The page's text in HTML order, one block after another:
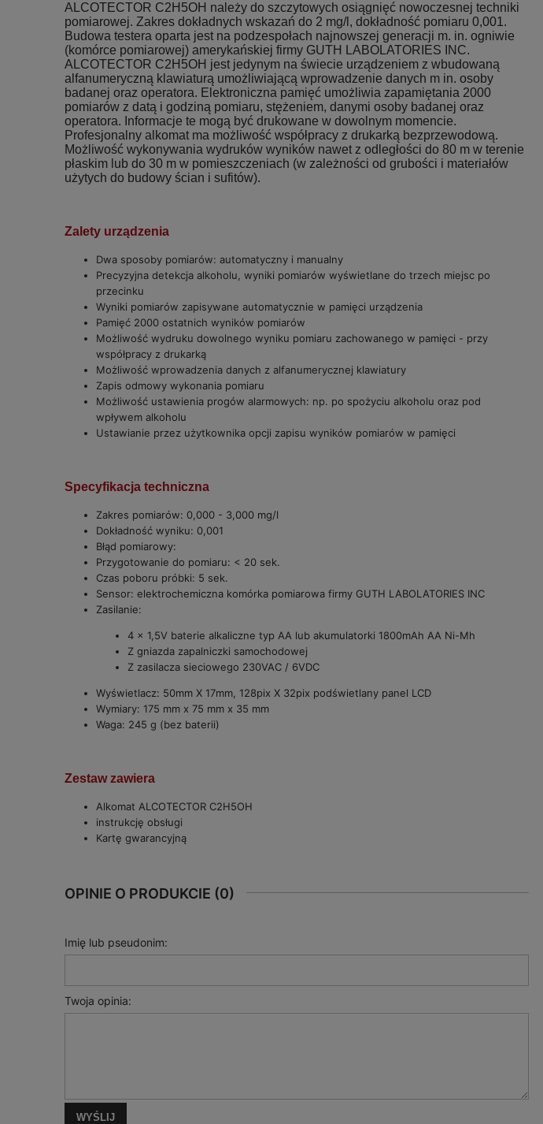
ALCOTECTOR C2H5OH należy do szczytowych osiągnięć nowoczesnej techniki
pomiarowej. Zakres dokładnych wskazań do 2 mg/l, dokładność pomiaru 0,001.
Budowa testera oparta jest na podzespołach najnowszej generacji m. in. ogniwie
(komórce pomiarowej) amerykańskiej firmy GUTH LABOLATORIES INC.
ALCOTECTOR C2H5OH jest jedynym na świecie urządzeniem z wbudowaną
alfanumeryczną klawiaturą umożliwiającą wprowadzenie danych m in. osoby
badanej oraz operatora. Elektroniczna pamięć umożliwia zapamiętania 2000
pomiarów z datą i godziną pomiaru, stężeniem, danymi osoby badanej oraz
operatora. Informacje te mogą być drukowane w dowolnym momencie.
Profesjonalny alkomat ma możliwość współpracy z drukarką bezprzewodową.
Możliwość wykonywania wydruków wyników nawet z odległości do 80 m w terenie
płaskim lub do 30 m w pomieszczeniach (w zależności od grubości i materiałów
użytych do budowy ścian i sufitów).
Zalety urządzenia
Dwa sposoby pomiarów: automatyczny i manualny
Precyzyjna detekcja alkoholu, wyniki pomiarów wyświetlane do trzech miejsc po
przecinku
Wyniki pomiarów zapisywane automatycznie w pamięci urządzenia
Pamięć 2000 ostatnich wyników pomiarów
Możliwość wydruku dowolnego wyniku pomiaru zachowanego w pamięci - przy
współpracy z drukarką
Możliwość wprowadzenia danych z alfanumerycznej klawiatury
Zapis odmowy wykonania pomiaru
Możliwość ustawienia progów alarmowych: np. po spożyciu alkoholu oraz pod
wpływem alkoholu
Ustawianie przez użytkownika opcji zapisu wyników pomiarów w pamięci
Specyfikacja techniczna
Zakres pomiarów: 0,000 - 3,000 mg/l
Dokładność wyniku: 0,001
Błąd pomiarowy:
Przygotowanie do pomiaru: < 20 sek.
Czas poboru próbki: 5 sek.
Sensor: elektrochemiczna komórka pomiarowa firmy GUTH LABOLATORIES INC
Zasilanie:
4 x 1,5V baterie alkaliczne typ AA lub akumulatorki 1800mAh AA Ni-Mh
Z gniazda zapalniczki samochodowej
Z zasilacza sieciowego 230VAC / 6VDC
Wyświetlacz: 50mm X 17mm, 128pix X 32pix podświetlany panel LCD
Wymiary: 175 mm x 75 mm x 35 mm
Waga: 245 g (bez baterii)
Zestaw zawiera
Alkomat ALCOTECTOR C2H5OH
instrukcję obsługi
Kartę gwarancyjną
OPINIE O PRODUKCIE (0)
Imię lub pseudonim:
Twoja opinia:
WYŚLIJ